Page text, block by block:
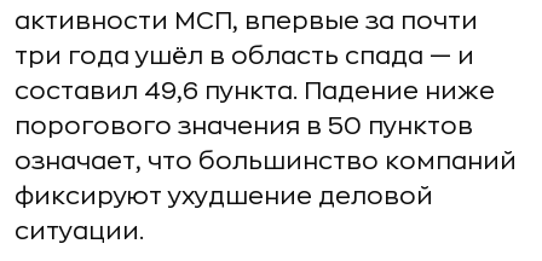
активности МСП, впервые за почти
три года ушёл в область спада — и
составил 49,6 пункта. Падение ниже
порогового значения в 50 пунктов
означает, что большинство компаний
фиксируют ухудшение деловой
ситуации.